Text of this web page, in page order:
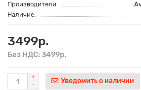
Производители
Наличие:
3499р.
Без НДС: 3499р.
Уведомить о наличии